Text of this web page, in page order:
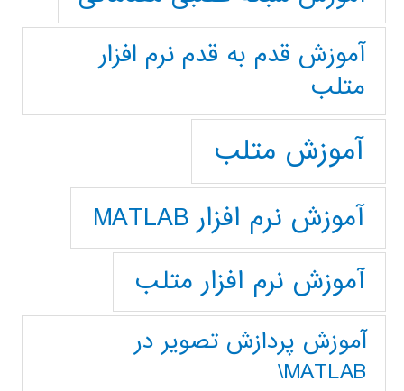
آموزش قدم به قدم نرم افزار
متلب
آموزش متلب
آموزش نرم افزار MATLAB
آموزش نرم افزار متلب
آموزش پردازش تصوير در
MATLAB\